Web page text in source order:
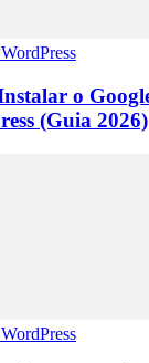
o
(Guia 2026)